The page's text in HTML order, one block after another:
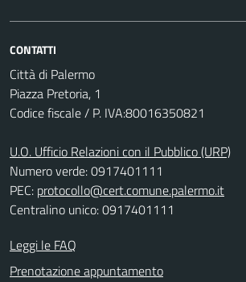
CONTATTI
Città di Palermo
Piazza Pretoria, 1
Codice fiscale / P. IVA:80016350821
U.O. Ufficio Relazioni con il Pubblico (URP)
Numero verde: 0917401111
PEC: protocollo@cert.comune.palermo.it
Centralino unico: 0917401111
Leggi le FAQ
Prenotazione appuntamento